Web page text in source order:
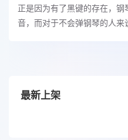
正是因为有了黑键的存在，
音，而对于不会弹钢琴的人来
最新上架